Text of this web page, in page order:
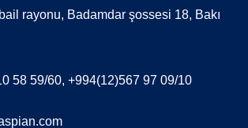
rayonu, Badamdar şossesi 18, Bakı
58 59/60, +994(12)567 97 09/10